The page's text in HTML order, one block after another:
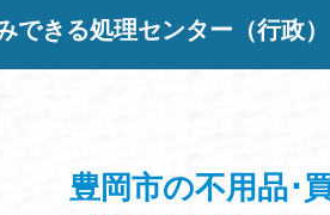
きる処理センター（行政）
豊岡市の不用品･